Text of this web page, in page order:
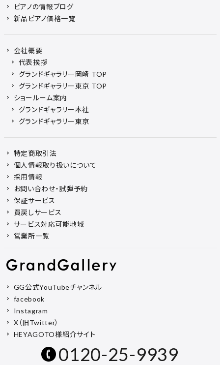
ピアノの情報ブログ
新品ピアノ価格一覧
会社概要
代表挨拶
グランドギャラリー岡崎 TOP
グランドギャラリー東京 TOP
ショールーム案内
グランドギャラリー本社
グランドギャラリー東京
特定商取引法
個人情報取り扱いについて
採用情報
お問い合わせ・試弾予約
保証サービス
買戻しサービス
サービス対応可能地域
営業所一覧
GG公式YouTubeチャンネル
facebook
Instagram
X（旧Twitter）
HEYAGOTO様紹介サイト
0120-25-9939